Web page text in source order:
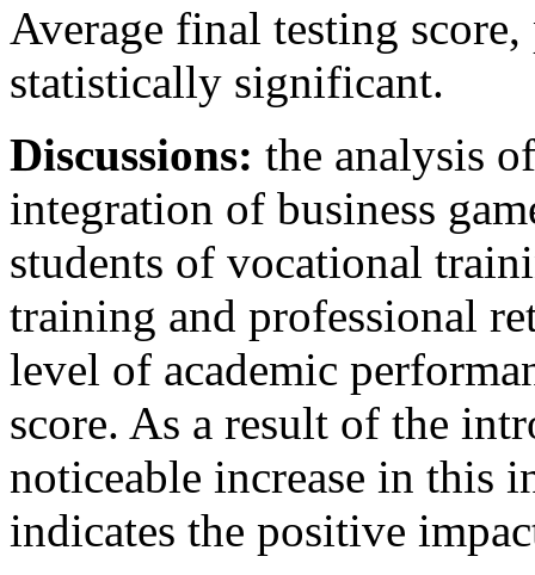
Average final testing
statistically significant.
Discussions: the analysis
integration of business
students of vocational
training and professional
level of academic
score. As a result of the
noticeable increase in this
indicates the positive